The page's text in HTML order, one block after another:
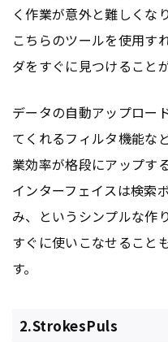
く作業が意外と難しくなり
こちらのツールを使用す
ダをすぐに見つけること
データの自動アップロー
てくれるフィルタ機能な
業効率が格段にアップす
インターフェイスは検索
み、というシンプルな作
すぐに使いこなせること
す。
2.StrokesPuls